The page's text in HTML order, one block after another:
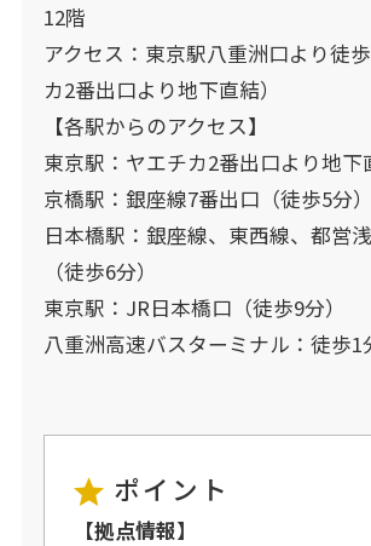
12階
アクセス：東京駅八重洲口より徒
カ2番出口より地下直結）
【各駅からのアクセス】
東京駅：ヤエチカ2番出口より地下
京橋駅：銀座線7番出口（徒歩5分）
日本橋駅：銀座線、東西線、都営
（徒歩6分）
東京駅：JR日本橋口（徒歩9分）
八重洲高速バスターミナル：徒歩1
ポイント
【拠点情報】